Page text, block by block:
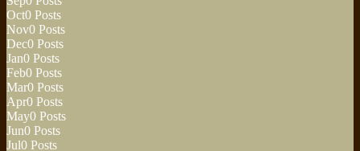
Oct0 Posts
Nov0 Posts
Dec0 Posts
Jan0 Posts
Feb0 Posts
Mar0 Posts
Apr0 Posts
May0 Posts
Jun0 Posts
Jul0 Posts